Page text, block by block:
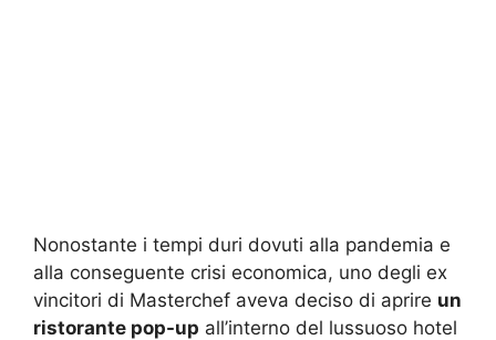
Nonostante i tempi duri dovuti alla pandemia e
alla conseguente crisi economica, uno degli ex
vincitori di Masterchef aveva deciso di aprire un
ristorante pop-up all’interno del lussuoso hotel